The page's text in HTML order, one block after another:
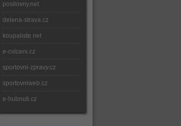
posilovny.net
delena-strava.cz
koupaliste.net
e-cviceni.cz
sportovni-zpravy.cz
sportovniweb.cz
e-hubnuti.cz